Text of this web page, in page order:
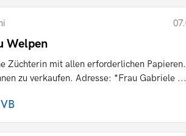
Welpen
Züchterin mit allen erforderlichen
zu verkaufen. Adresse: *Frau Gabriele ...
VB